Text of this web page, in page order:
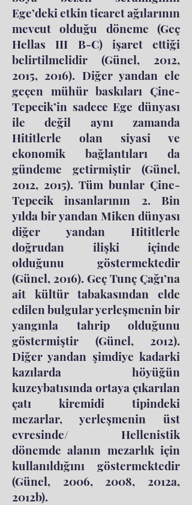
Ege’deki etkin ticaret ağılarının
mevcut olduğu döneme (Geç
Hellas III B-C) işaret ettiği
belirtilmelidir (Günel, 2012,
2015, 2016). Diğer yandan ele
geçen mühür baskıları Çine-
Tepecik’in sadece Ege dünyası
ile değil aynı zamanda
Hititlerle olan siyasi ve
ekonomik bağlantıları da
gündeme getirmiştir (Günel,
2012, 2015). Tüm bunlar Çine-
Tepecik insanlarının 2. Bin
yılda bir yandan Miken dünyası
diğer yandan Hititlerle
doğrudan ilişki içinde
olduğunu göstermektedir
(Günel, 2016). Geç Tunç Çağı’na
ait kültür tabakasından elde
edilen bulgular yerleşmenin bir
yangınla tahrip olduğunu
göstermiştir (Günel, 2012).
Diğer yandan şimdiye kadarki
kazılarda höyüğün
kuzeybatısında ortaya çıkarılan
çatı kiremidi tipindeki
mezarlar, yerleşmenin üst
evresinde/ Hellenistik
dönemde alanın mezarlık için
kullanıldığını göstermektedir
(Günel, 2006, 2008, 2012a,
2012b).